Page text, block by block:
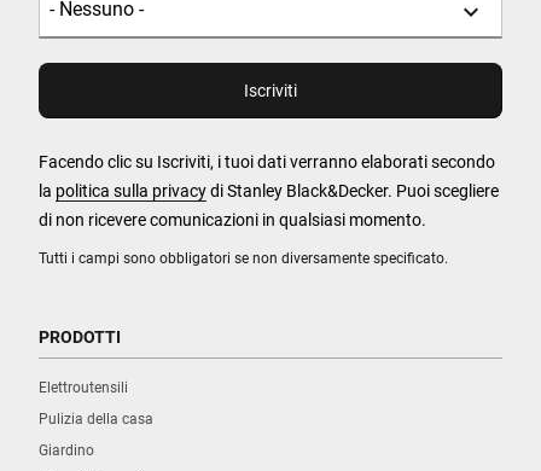
Tutti i campi sono obbligatori se non diversamente specificato.
Facendo clic su Iscriviti, i tuoi dati verranno elaborati secondo
la politica sulla privacydi Stanley Black&Decker. Puoi scegliere
di non ricevere comunicazioni in qualsiasi momento.
PRODOTTI
Elettroutensili
Pulizia della casa
Giardino